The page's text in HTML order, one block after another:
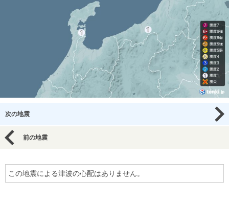
次の地震
前の地震
この地震による津波の心配はありません。